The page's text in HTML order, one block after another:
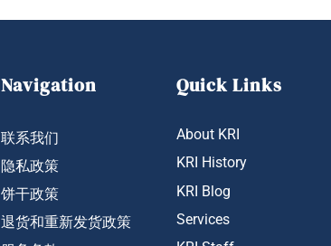
Navigation
联系我们
隐私政策
饼干政策
退货和重新发货政策
Quick Links
About KRI
KRI History
KRI Blog
Services